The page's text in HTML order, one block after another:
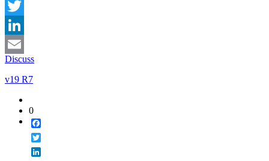
Facebook
Twitter
LinkedIn
Email
Discuss
v19 R7
0